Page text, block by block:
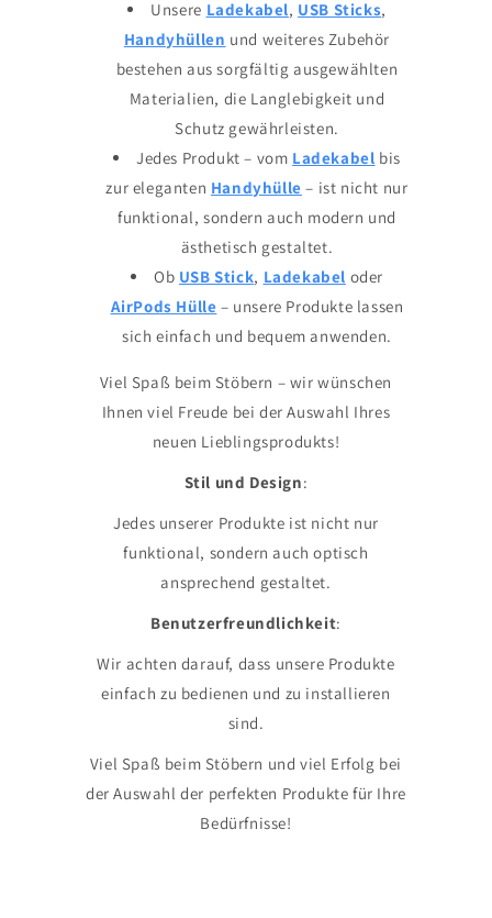
Unsere Ladekabel, USB Sticks,
Handyhüllen und weiteres Zubehör
bestehen aus sorgfältig ausgewählten
Materialien, die Langlebigkeit und
Schutz gewährleisten.
Jedes Produkt – vom Ladekabel bis
zur eleganten Handyhülle – ist nicht nur
funktional, sondern auch modern und
ästhetisch gestaltet.
Ob USB Stick, Ladekabel oder
AirPods Hülle – unsere Produkte lassen
sich einfach und bequem anwenden.
Viel Spaß beim Stöbern – wir wünschen
Ihnen viel Freude bei der Auswahl Ihres
neuen Lieblingsprodukts!
Stil und Design:
Jedes unserer Produkte ist nicht nur
funktional, sondern auch optisch
ansprechend gestaltet.
Benutzerfreundlichkeit:
Wir achten darauf, dass unsere Produkte
einfach zu bedienen und zu installieren
sind.
Viel Spaß beim Stöbern und viel Erfolg bei
der Auswahl der perfekten Produkte für Ihre
Bedürfnisse!